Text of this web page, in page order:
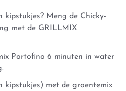
kipstukjes? Meng de Chicky-
met de GRILLMIX
Portofino 6 minuten in water
kipstukjes) met de groentemix